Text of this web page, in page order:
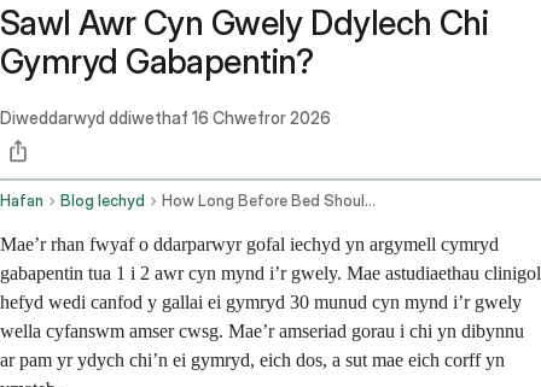
Sawl Awr Cyn Gwely Ddylech Chi
Gymryd Gabapentin?
Diweddarwyd ddiwethaf 16 Chwefror 2026
Hafan Blog Iechyd How Long Before Bed Should I Take Gabapentin
Mae’r rhan fwyaf o ddarparwyr gofal iechyd yn argymell cymryd
gabapentin tua 1 i 2 awr cyn mynd i’r gwely. Mae astudiaethau clinigol
hefyd wedi canfod y gallai ei gymryd 30 munud cyn mynd i’r gwely
wella cyfanswm amser cwsg. Mae’r amseriad gorau i chi yn dibynnu
ar pam yr ydych chi’n ei gymryd, eich dos, a sut mae eich corff yn